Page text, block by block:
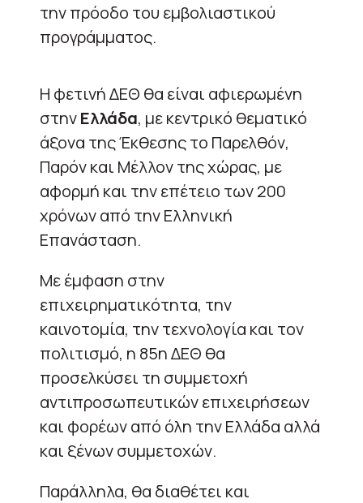
την πρόοδο του εμβολιαστικού
προγράμματος.
Η φετινή ΔΕΘ θα είναι αφιερωμένη
στηνΕλλάδα, με κεντρικό θεματικό
άξονα της Έκθεσης το Παρελθόν,
Παρόν και Μέλλον της χώρας, με
αφορμή και την επέτειο των 200
χρόνων από την Ελληνική
Επανάσταση.
Με έμφαση στην
επιχειρηματικότητα, την
καινοτομία, την τεχνολογία και τον
πολιτισμό, η 85η ΔΕΘ θα
προσελκύσει τη συμμετοχή
αντιπροσωπευτικών επιχειρήσεων
και φορέων από όλη την Ελλάδα αλλά
και ξένων συμμετοχών.
Παράλληλα, θα διαθέτει και